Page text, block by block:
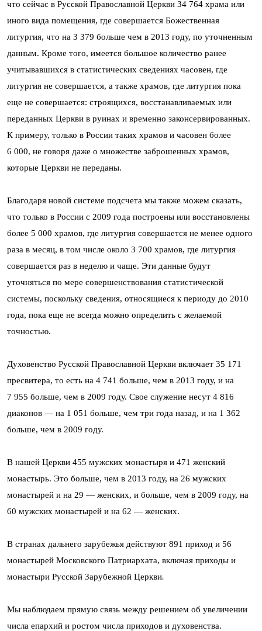
что сейчас в Русской Православной Церкви 34 764 храма или
иного вида помещения, где совершается Божественная
литургия, что на 3 379 больше чем в 2013 году, по уточненным
данным. Кроме того, имеется большое количество ранее
учитывавшихся в статистических сведениях часовен, где
литургия не совершается, а также храмов, где литургия пока
еще не совершается: строящихся, восстанавливаемых или
переданных Церкви в руинах и временно законсервированных.
К примеру, только в России таких храмов и часовен более
6 000, не говоря даже о множестве заброшенных храмов,
которые Церкви не переданы.
Благодаря новой системе подсчета мы также можем сказать,
что только в России с 2009 года построены или восстановлены
более 5 000 храмов, где литургия совершается не менее одного
раза в месяц, в том числе около 3 700 храмов, где литургия
совершается раз в неделю и чаще. Эти данные будут
уточняться по мере совершенствования статистической
системы, поскольку сведения, относящиеся к периоду до 2010
года, пока еще не всегда можно определить с желаемой
точностью.
Духовенство Русской Православной Церкви включает 35 171
пресвитера, то есть на 4 741 больше, чем в 2013 году, и на
7 955 больше, чем в 2009 году. Свое служение несут 4 816
диаконов — на 1 051 больше, чем три года назад, и на 1 362
больше, чем в 2009 году.
В нашей Церкви 455 мужских монастыря и 471 женский
монастырь. Это больше, чем в 2013 году, на 26 мужских
монастырей и на 29 — женских, и больше, чем в 2009 году, на
60 мужских монастырей и на 62 — женских.
В странах дальнего зарубежья действуют 891 приход и 56
монастырей Московского Патриархата, включая приходы и
монастыри Русской Зарубежной Церкви.
Мы наблюдаем прямую связь между решением об увеличении
числа епархий и ростом числа приходов и духовенства.